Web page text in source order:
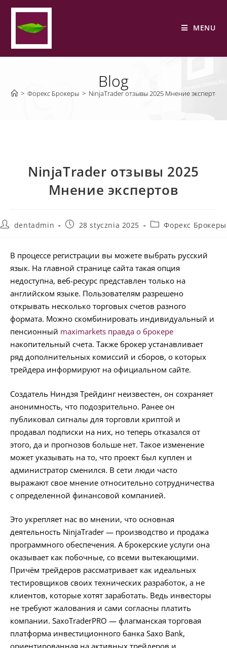
MENU
Blog
> Форекс Брокеры > NinjaTrader отзывы 2025 Мнение экспертов
NinjaTrader отзывы 2025
Мнение экспертов
dentadmin 28 stycznia 2025 Форекс Брокеры
В процессе регистрации вы можете выбрать русский
язык. На главной странице сайта такая опция
недоступна, веб-ресурс представлен только на
английском языке. Пользователям разрешено
открывать несколько торговых счетов разного
формата. Можно скомбинировать индивидуальный и
пенсионный maximarkets правда о брокере
накопительный счета. Также брокер устанавливает
ряд дополнительных комиссий и сборов, о которых
трейдера информируют на официальном сайте.
Создатель Ниндзя Трейдинг неизвестен, он сохраняет
анонимность, что подозрительно. Ранее он
публиковал сигналы для торговли криптой и
продавал подписки на них, но теперь отказался от
этого, да и прогнозов больше нет. Такое изменение
может указывать на то, что проект был куплен и
администратор сменился. В сети люди часто
выражают свое мнение относительно сотрудничества
с определенной финансовой компанией.
Это укрепляет нас во мнении, что основная
деятельность NinjaTrader — производство и продажа
программного обеспечения. А брокерские услуги она
оказывает как побочные, со всеми вытекающими.
Причём трейдеров рассматривает как идеальных
тестировщиков своих технических разработок, а не
клиентов, которые хотят заработать. Ведь инвесторы
не требуют жалования и сами согласны платить
компании. SaxoTraderPRO — флагманская торговая
платформа инвестиционного банка Saxo Bank,
ориентированная на активных трейдеров и